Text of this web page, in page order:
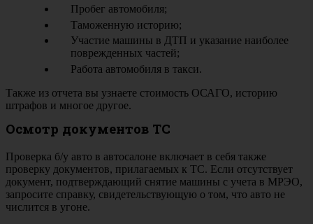
Пробег автомобиля;
Таможенную историю;
Участие машины в ДТП и указание наиболее
поврежденных частей;
Работа автомобиля в такси.
Также из отчета вы узнаете стоимость ОСАГО, историю
штрафов и многое другое.
Осмотр документов ТС
Проверка б/у авто в автосалоне включает в себя также
проверку документов, прилагаемых к ТС. Если отсутствует
документ, подтверждающий снятие машины с учета в МРЭО,
запросите справку, свидетельствующую о том, что авто не
числится в угоне.